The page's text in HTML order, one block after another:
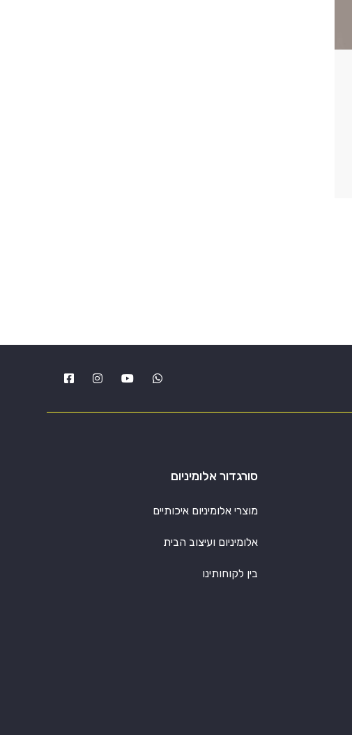
סורגדור אלומיניום
מוצרי אלומיניום איכותיים
אלומיניום ועיצוב הבית
בין לקוחותינו